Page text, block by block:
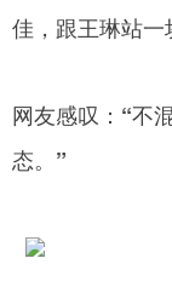
佳，跟王琳站一
网友感叹：“不
态。”